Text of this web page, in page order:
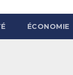
ÉCONOMIE